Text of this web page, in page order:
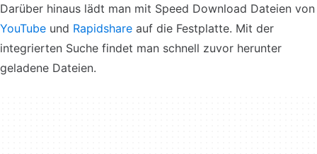
Darüber hinaus lädt man mit Speed Download Dateien von
YouTube und Rapidshare auf die Festplatte. Mit der
integrierten Suche findet man schnell zuvor herunter
geladene Dateien.